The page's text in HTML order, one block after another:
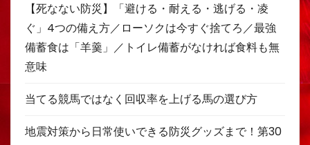
【死なない防災】「避ける・耐える・逃げる・凌
ぐ」4つの備え方／ローソクは今すぐ捨てろ／最強
備蓄食は「羊羹」／トイレ備蓄がなければ食料も無
意味
当てる競馬ではなく回収率を上げる馬の選び方
地震対策から日常使いできる防災グッズまで！第30